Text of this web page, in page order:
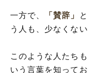
一方で、 「賛辞」
う人も、少なくな
このような人たち
いう言葉を知って